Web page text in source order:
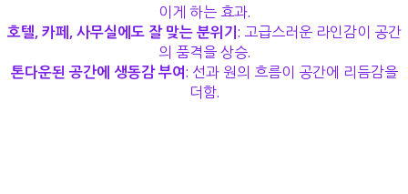
이게 하는 효과.
호텔, 카페, 사무실에도 잘 맞는 분위기: 고급스러운 라인감이 공간
의 품격을 상승.
톤다운된 공간에 생동감 부여: 선과 원의 흐름이 공간에 리듬감을
더함.